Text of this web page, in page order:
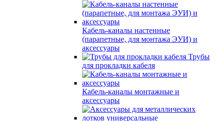
Кабель-каналы настенные
(парапетные, для монтажа ЭУИ) и
аксессуары
Трубы
для прокладки кабеля
Кабель-каналы монтажные и
аксессуары